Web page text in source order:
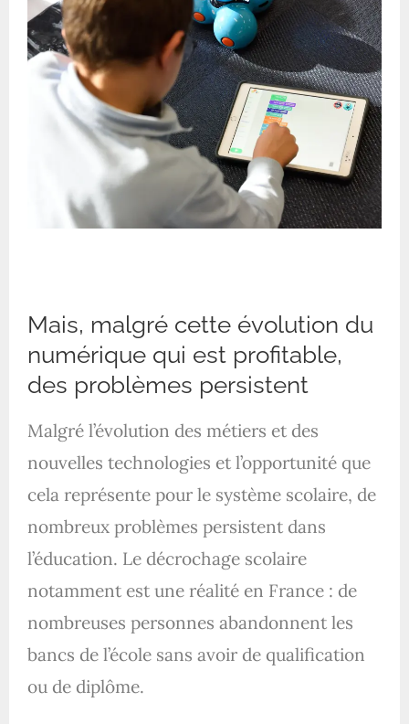
Mais, malgré cette évolution du
numérique qui est profitable,
des problèmes persistent
Malgré l’évolution des métiers et des
nouvelles technologies et l’opportunité que
cela représente pour le système scolaire, de
nombreux problèmes persistent dans
l’éducation. Le décrochage scolaire
notamment est une réalité en France : de
nombreuses personnes abandonnent les
bancs de l’école sans avoir de qualification
ou de diplôme.